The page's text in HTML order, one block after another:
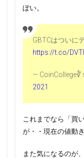
ぽい。
GBTCはついに
https://t.co/
— CoinCollege∛
2021
これまでなら「買
が・・現在の値動
また気になるのが